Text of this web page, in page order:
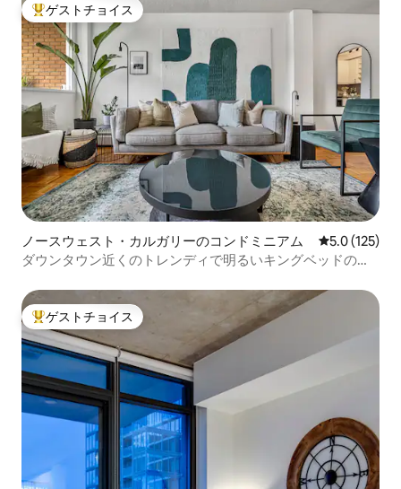
大好評のゲストチョイスです。
ゲストチョイス
ノースウェスト・カルガリーのコンドミニアム レビュー125
5.0 (125)
ダウンタウン近くのトレンディで明るいキングベッドのコ
大好評のゲストチョイスです。
ゲストチョイス